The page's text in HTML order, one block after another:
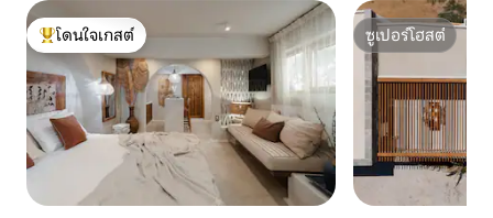
โดนใจเกสต์ที่สุด
โดนใจเกสต์
ซูเปอร์โฮสต์
ซูเปอร์โฮสต์